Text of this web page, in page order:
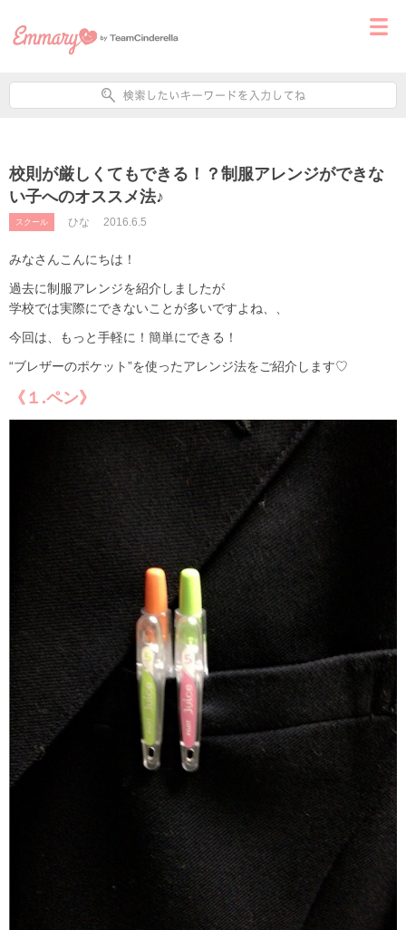
校則が厳しくてもできる！？制服アレンジができな
い子へのオススメ法♪
スクール ひな 2016.6.5
みなさんこんにちは！
過去に制服アレンジを紹介しましたが
学校では実際にできないことが多いですよね、、
今回は、もっと手軽に！簡単にできる！
“ブレザーのポケット”を使ったアレンジ法をご紹介します♡
《１.ペン》